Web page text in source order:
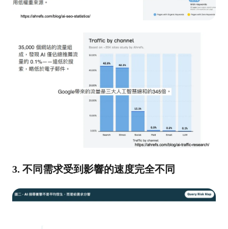
3. 不同需求受到影響的速度完全不同